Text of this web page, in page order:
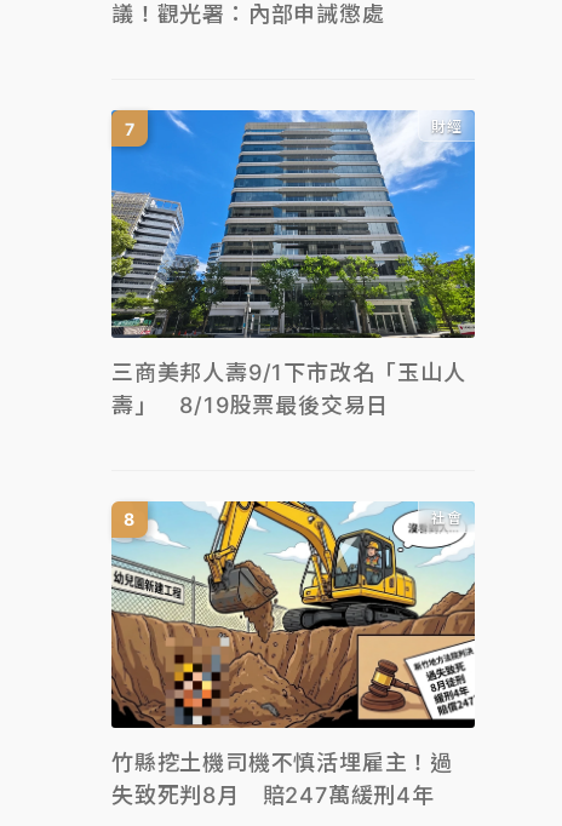
議！觀光署：內部申誡懲處
財經
三商美邦人壽9/1下市改名「玉山人
壽」 8/19股票最後交易日
社會
竹縣挖土機司機不慎活埋雇主！過
失致死判8月 賠247萬緩刑4年